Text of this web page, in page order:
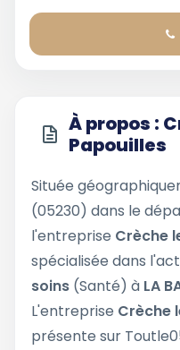
À propos :
Papouilles
Située
(05230) dans le
l'entreprise Crèche
spécialisée dans
soins (Santé) à LA
L'entreprise Crèche
présente sur